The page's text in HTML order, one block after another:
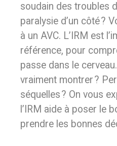
soudain des troubles
paralysie d’un côté ?
à un AVC. L’IRM est
référence, pour
passe dans le
vraiment montrer ?
séquelles ? On vous
l’IRM aide à poser le
prendre les bonnes